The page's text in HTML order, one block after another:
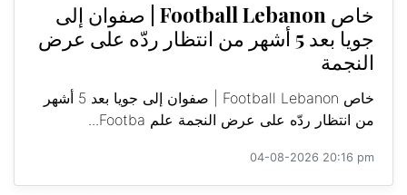
خاص Football Lebanon | صفوان إلى
جويا بعد 5 أشهر من انتظار ردّه على عرض
النجمة
خاص Football Lebanon | صفوان إلى جويا بعد 5 أشهر
من انتظار ردّه على عرض النجمة علم Footba...
04-08-2026 20:16 pm